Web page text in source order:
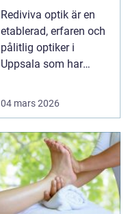
Rediviva optik är en
etablerad, erfaren och
pålitlig optiker i
Uppsala som har
04 mars 2026